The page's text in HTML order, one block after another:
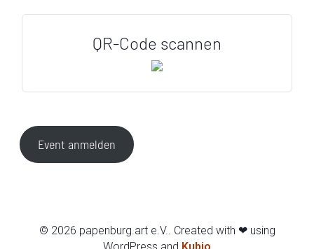
QR-Code scannen
Event anmelden
© 2026 papenburg.art e.V.. Created with ❤ using